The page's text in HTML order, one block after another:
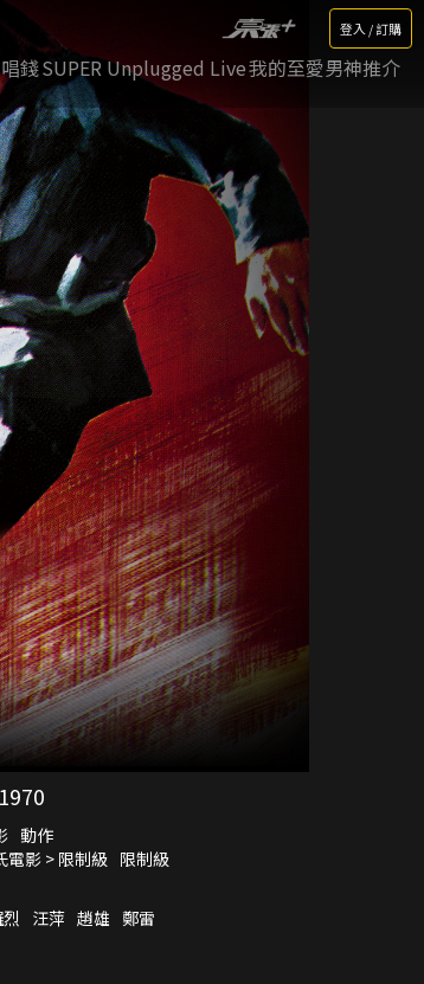
登入 / 訂購
唱錢SUPER Unplugged Live我的至愛男神推介
1970
動作
電影 > 限制級 限制級
汪萍 趙雄 鄭雷